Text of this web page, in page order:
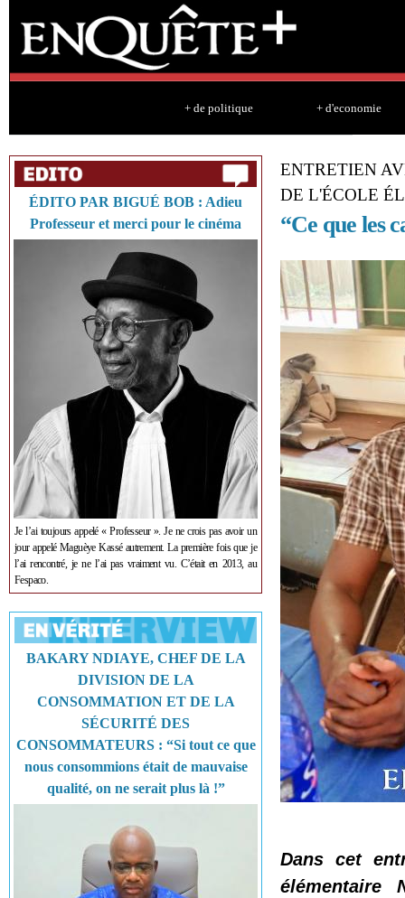
+ de politique + d'economie
ÉDITO PAR BIGUÉ BOB : Adieu
Professeur et merci pour le cinéma
Je l’ai toujours appelé « Professeur ». Je ne crois pas avoir un
jour appelé Maguèye Kassé autrement. La première fois que je
l’ai rencontré, je ne l’ai pas vraiment vu. C’était en 2013, au
Fespaco.
BAKARY NDIAYE, CHEF DE LA
DIVISION DE LA
CONSOMMATION ET DE LA
SÉCURITÉ DES
CONSOMMATEURS : “Si tout ce que
nous consommions était de mauvaise
qualité, on ne serait plus là !”
ENTRETIEN
DE L'ÉCOLE
“Ce que les
Dans cet
élémentaire